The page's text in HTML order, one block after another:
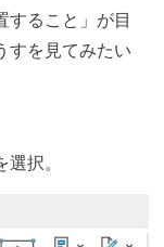
すること」が目
すを見てみたい
選択。